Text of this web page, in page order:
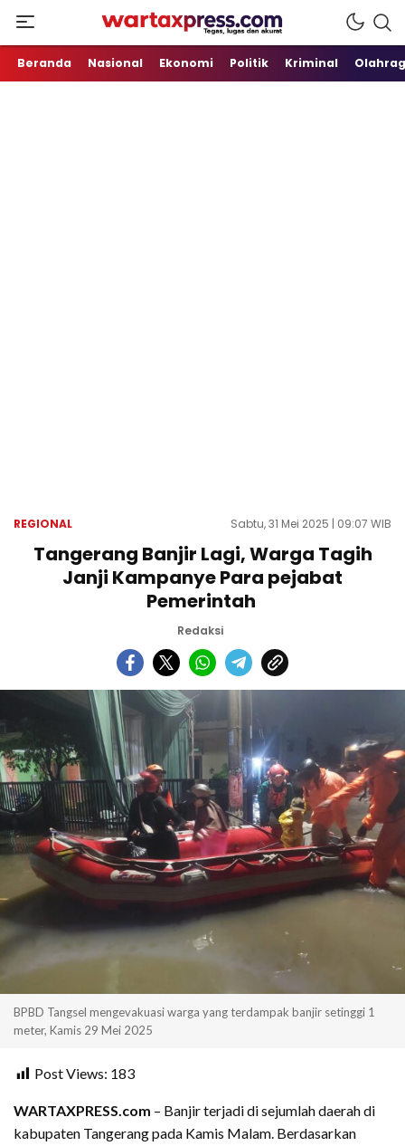
WartaXpress
Tegas, Lugas dan Akurat
Beranda Nasional Ekonomi Politik Kriminal
REGIONAL Sabtu, 31 Mei 2025 | 09:07 WIB
Tangerang Banjir Lagi, Warga Tagih
Janji Kampanye Para pejabat
Pemerintah
Redaksi
BPBD Tangsel mengevakuasi warga yang terdampak banjir setinggi 1
meter, Kamis 29 Mei 2025
Post Views: 183
WARTAXPRESS.com – Banjir terjadi di sejumlah daerah di
kabupaten Tangerang pada Kamis Malam. Berdasarkan